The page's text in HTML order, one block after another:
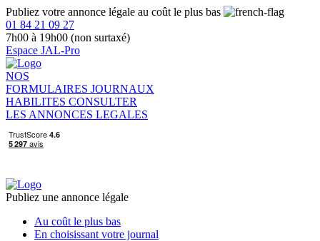
Publiez votre annonce légale au coût le plus bas
01 84 21 09 27
7h00 à 19h00 (non surtaxé)
Espace JAL-Pro
NOS
FORMULAIRES JOURNAUX
HABILITES CONSULTER
LES ANNONCES LEGALES
Publiez une annonce légale
Au coût le plus bas
En choisissant votre journal